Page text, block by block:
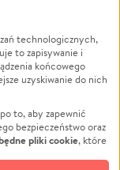
Powódź
Wichura
NGO
Edukacja
Podróż
Impreza
technologicznych,
to zapisywanie i
końcowego
uzyskiwanie do nich
to, aby zapewnić
bezpieczeństwo oraz
pliki cookie, które